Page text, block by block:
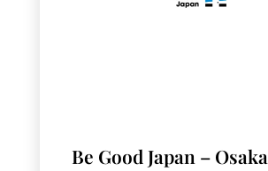
Be Good Japan – Osaka